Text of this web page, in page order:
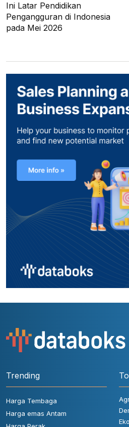
Ini Latar Pendidikan
Pengangguran di Indonesia
pada Mei 2026
Trending
Harga Tembaga
Harga emas Antam